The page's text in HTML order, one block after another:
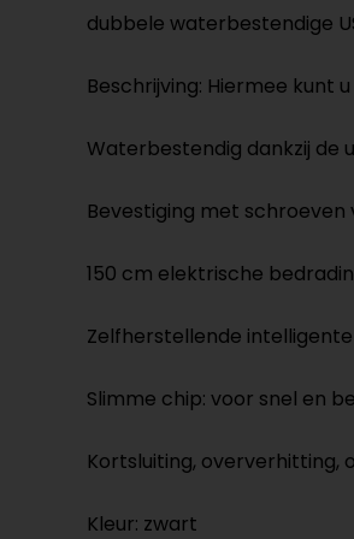
dubbele waterbestendige
Beschrijving: Hiermee kunt
Waterbestendig dankzij de
Bevestiging met
150 cm elektrische
Zelfherstellende
Slimme chip: voor snel en
Kortsluiting, oververhitting,
Kleur: zwart